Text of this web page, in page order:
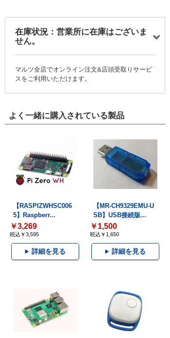
在庫状況：営業所に在庫はございま
せん。
マルツ全店でオンライン注文&店頭受取りサービ
スをご利用いただけます。
よく一緒に購入されている製品
【RASPIZWHSC006
5】Raspberr...
￥3,269
税込￥3,595
詳細を見る
【MR-CH9329EMU-U
SB】USB接続版...
￥1,500
税込￥1,650
詳細を見る